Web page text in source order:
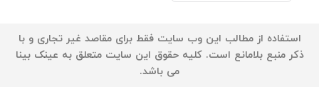
استفاده از مطالب این وب سایت فقط برای مقاصد غیر تجاری و با
ذکر منبع بلامانع است. کلیه حقوق این سایت متعلق به عینک بینا
می باشد.